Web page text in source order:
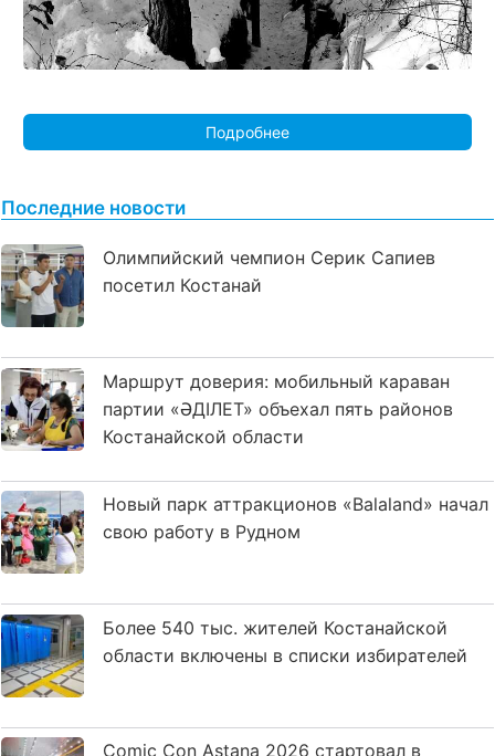
Подробнее
Последние новости
Олимпийский чемпион Серик Сапиев
посетил Костанай
Маршрут доверия: мобильный караван
партии «ӘДІЛЕТ» объехал пять районов
Костанайской области
Новый парк аттракционов «Balaland» начал
свою работу в Рудном
Более 540 тыс. жителей Костанайской
области включены в списки избирателей
Comic Con Astana 2026 стартовал в